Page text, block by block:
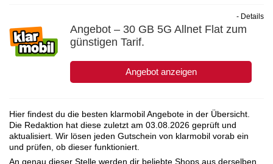
Angebot – 30 GB 5G Allnet Flat zum
günstigen Tarif.
Angebot anzeigen
- Details
Hier findest du die besten klarmobil Angebote in der Übersicht.
Die Redaktion hat diese zuletzt am 03.08.2026 geprüft und
aktualisiert. Wir lösen jeden Gutschein von klarmobil vorab ein
und prüfen, ob dieser funktioniert.
An genau dieser Stelle werden dir beliebte Shops aus derselben